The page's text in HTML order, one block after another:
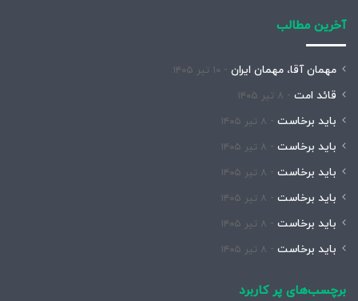
آخرین مطالب
مهمان آقا، مهمان ایران ۱۰ تیر ۱۴۰۵
قائد امت ۸ تیر ۱۴۰۵
باید برخاست ۸ تیر ۱۴۰۵
باید برخاست ۸ تیر ۱۴۰۵
باید برخاست ۸ تیر ۱۴۰۵
باید برخاست ۸ تیر ۱۴۰۵
باید برخاست ۸ تیر ۱۴۰۵
باید برخاست ۸ تیر ۱۴۰۵
برچسب‌های پر کاربرد